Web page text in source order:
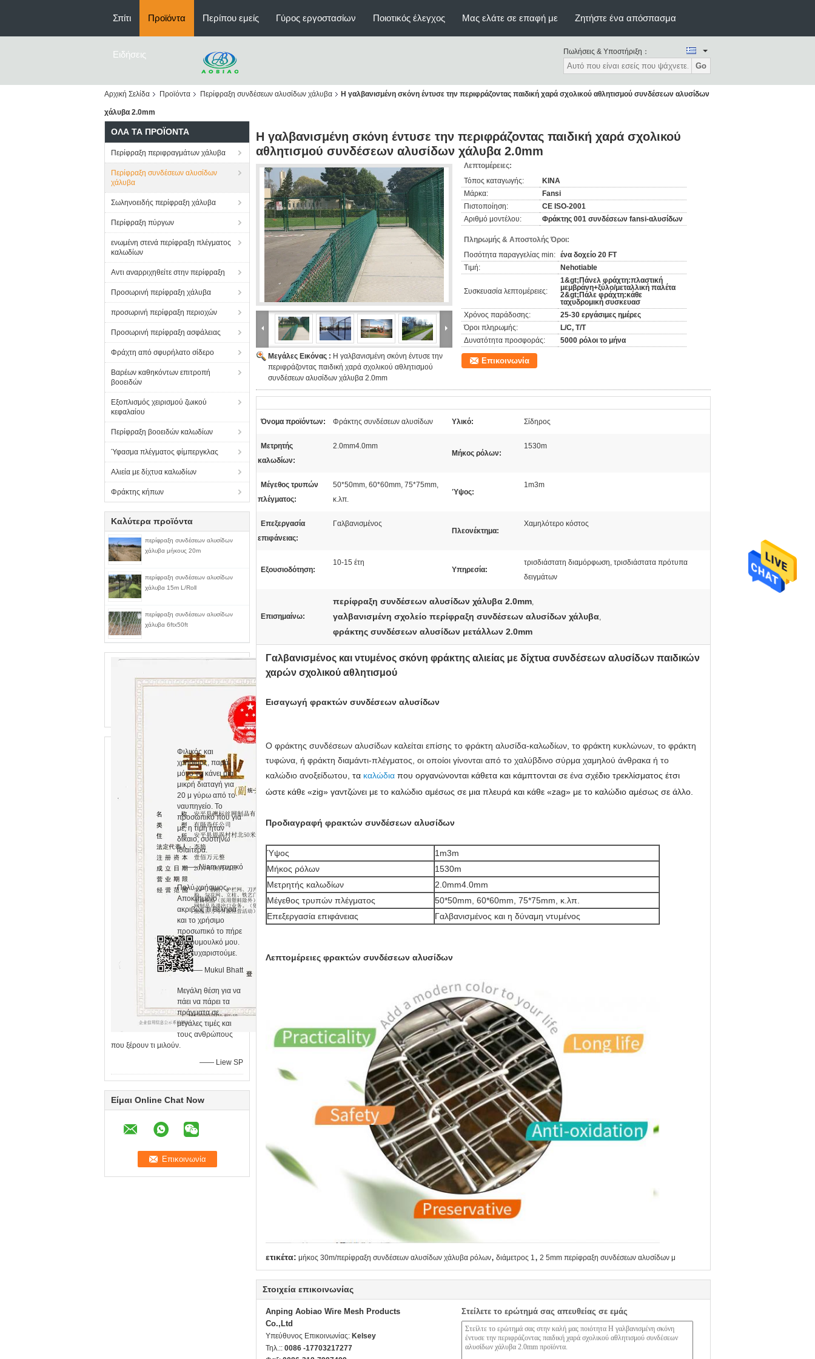
Σπίτι Προϊόντα Περίπου εμείς Γύρος εργοστασίων Ποιοτικός έλεγχος Μας ελάτε σε επαφή με Ζητήστε ένα απόσπασμα
Ειδήσεις Πωλήσεις & Υποστήριξη：
Go
Αρχική Σελίδα Προϊόντα Περίφραξη συνδέσεων αλυσίδων χάλυβα Η γαλβανισμένη σκόνη έντυσε την περιφράζοντας παιδική χαρά σχολικού αθλητισμού συνδέσεων αλυσίδων
χάλυβα 2.0mm
ΌΛΑ ΤΑ ΠΡΟΪΌΝΤΑ
Περίφραξη περιφραγμάτων χάλυβα
Περίφραξη συνδέσεων αλυσίδων
χάλυβα
Σωληνοειδής περίφραξη χάλυβα
Περίφραξη πύργων
ενωμένη στενά περίφραξη πλέγματος
καλωδίων
Αντι αναρριχηθείτε στην περίφραξη
Προσωρινή περίφραξη χάλυβα
προσωρινή περίφραξη περιοχών
Προσωρινή περίφραξη ασφάλειας
Φράχτη από σφυρήλατο σίδερο
Βαρέων καθηκόντων επιτροπή
βοοειδών
Εξοπλισμός χειρισμού ζωικού
κεφαλαίου
Περίφραξη βοοειδών καλωδίων
Ύφασμα πλέγματος φίμπεργκλας
Αλιεία με δίχτυα καλωδίων
Φράκτης κήπων
Καλύτερα προϊόντα
περίφραξη συνδέσεων αλυσίδων
χάλυβα μήκους 20m
περίφραξη συνδέσεων αλυσίδων
χάλυβα 15m L/Roll
περίφραξη συνδέσεων αλυσίδων
χάλυβα 6ftx50ft
Φιλικός και
χρήσιμος, παρά
μόνο να κάνει μια
μικρή διαταγή για
20 μ γύρω από το
ναυπηγείο. Το
προσωπικό που για
με, η τιμή ήταν
δίκαιο, συστήνω
ιδιαίτερα.
—— Niam νευρικό
Πολύ χρήσιμος.
Αποκτημένο
ακριβώς τι θέλησα
και το χρήσιμο
προσωπικό το πήρε
στο ρυμουλκό μου.
Σας ευχαριστούμε.
—— Mukul Bhatt
Μεγάλη θέση για να
πάει να πάρει τα
πράγματα σε
μεγάλες τιμές και
τους ανθρώπους
που ξέρουν τι μιλούν.
—— Liew SP
Είμαι Online Chat Now
Η γαλβανισμένη σκόνη έντυσε την περιφράζοντας παιδική χαρά σχολικού
αθλητισμού συνδέσεων αλυσίδων χάλυβα 2.0mm
Μεγάλες Εικόνας : Η γαλβανισμένη σκόνη έντυσε την
περιφράζοντας παιδική χαρά σχολικού αθλητισμού
συνδέσεων αλυσίδων χάλυβα 2.0mm
Λεπτομέρειες:
Τόπος καταγωγής:
ΚΙΝΑ
Μάρκα:
Fansi
Πιστοποίηση:
CE ISO-2001
Αριθμό μοντέλου:
Φράκτης 001 συνδέσεων fansi-αλυσίδων
Πληρωμής & Αποστολής Όροι:
Ποσότητα παραγγελίας min: ένα δοχείο 20 FT
Τιμή:
Nehotiable
Συσκευασία λεπτομέρειες:
1&gt;Πάνελ φράχτη:πλαστική
μεμβράνη+ξύλο/μεταλλική παλέτα
2&gt;Πάλε φράχτη:κάθε
ταχυδρομική συσκευασ
Χρόνος παράδοσης:
25-30 εργάσιμες ημέρες
Όροι πληρωμής:
L/C, T/T
Δυνατότητα προσφοράς:
5000 ρόλοι το μήνα
Επικοινωνία
Όνομα προϊόντων: Φράκτης συνδέσεων αλυσίδων Υλικό: Σίδηρος
Μετρητής
καλωδίων:
2.0mm4.0mm
Μήκος ρόλων:
1530m
Μέγεθος τρυπών
πλέγματος:
50*50mm, 60*60mm, 75*75mm,
κ.λπ.
Ύψος:
1m3m
Επεξεργασία
επιφάνειας:
Γαλβανισμένος
Πλεονέκτημα:
Χαμηλότερο κόστος
Εξουσιοδότηση:
10-15 έτη
Υπηρεσία:
τρισδιάστατη διαμόρφωση, τρισδιάστατα πρότυπα
δειγμάτων
Επισημαίνω:
περίφραξη συνδέσεων αλυσίδων χάλυβα 2.0mm,
γαλβανισμένη σχολείο περίφραξη συνδέσεων αλυσίδων χάλυβα,
φράκτης συνδέσεων αλυσίδων μετάλλων 2.0mm
Γαλβανισμένος και ντυμένος σκόνη φράκτης αλιείας με δίχτυα συνδέσεων αλυσίδων παιδικών
χαρών σχολικού αθλητισμού
Εισαγωγή φρακτών συνδέσεων αλυσίδων
Ο φράκτης συνδέσεων αλυσίδων καλείται επίσης το φράκτη αλυσίδα-καλωδίων το φράκτη κυκλώνων το φράκτη
τυφώνα , ή φράκτη διαμάντι-πλέγματος, οι οποίοι γίνονται από το χαλύβδινο σύρμα χαμηλού άνθρακα ή το
καλώδιο ανοξείδωτου, τα καλώδια που οργανώνονται κάθετα και κάμπτονται σε ένα σχέδιο τρεκλίσματος έτσι
ώστε κάθε «zig» γαντζώνει με το καλώδιο αμέσως σε μια πλευρά και κάθε «zag» με το καλώδιο αμέσως σε άλλο.
Προδιαγραφή φρακτών συνδέσεων αλυσίδων
Ύψος
1m3m
Μήκος ρόλων
1530m
Μετρητής καλωδίων
2.0mm4.0mm
Μέγεθος τρυπών πλέγματος
50*50mm, 60*60mm, 75*75mm, κ.λπ.
Επεξεργασία επιφάνειας
Γαλβανισμένος και η δύναμη ντυμένος
Λεπτομέρειες φρακτών συνδέσεων αλυσίδων
ετικέτα: μήκος 30m/περίφραξη συνδέσεων αλυσίδων χάλυβα ρόλων, διάμετρος 1, 2 5mm περίφραξη συνδέσεων αλυσίδων μ
Στοιχεία επικοινωνίας
Anping Aobiao Wire Mesh Products
Co.,Ltd
Υπεύθυνος Επικοινωνίας: Kelsey
Τηλ.:: 0086 -17703217277
Στείλετε το ερώτημά σας απευθείας σε εμάς